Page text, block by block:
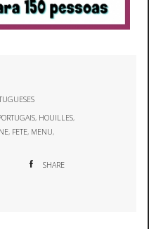
, HOUILLES,
, FETE, MENU,
SHARE